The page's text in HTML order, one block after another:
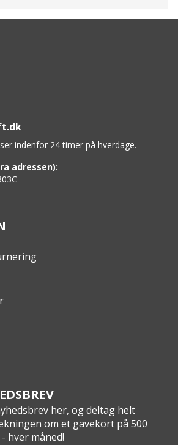
ved hjælp af state-of-the-art
Direct Comfort Technology
og holdbar sål, der giver
støtte og komfort, de har
og olie nubuck ECCO læder,
garverier
indenfor 24 timer på hverdage.
adressen):
her, og deltag helt
om et gavekort på 500
hver måned!